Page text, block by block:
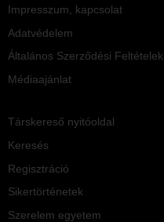
Impresszum, kapcsolat
Adatvédelem
Általános Szerződési Feltételek
Médiaajánlat
Társkereső nyitóoldal
Keresés
Regisztráció
Sikertörténetek
Szerelem egyetem